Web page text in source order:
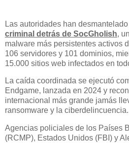
Las autoridades han
criminal detrás de SocGholish,
malware más persistentes activos
106 servidores y 101 dominios,
15.000 sitios web infectados en
La caída coordinada se ejecutó
Endgame, lanzada en 2024 y
internacional más grande jamás
ransomware y la ciberdelincuencia.
Agencias policiales de los Países
(RCMP), Estados Unidos (FBI) y